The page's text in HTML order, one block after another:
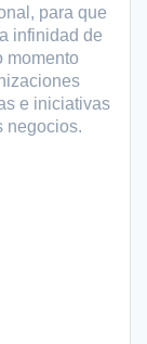
para que
infinidad de
momento
e iniciativas
negocios.